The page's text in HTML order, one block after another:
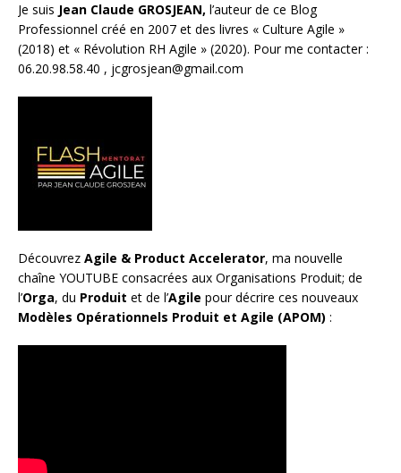
Je suis Jean Claude GROSJEAN, l’auteur de ce Blog
Professionnel créé en 2007 et des livres « Culture Agile »
(2018) et « Révolution RH Agile » (2020). Pour me contacter :
06.20.98.58.40 , jcgrosjean@gmail.com
Découvrez Agile & Product Accelerator, ma nouvelle
chaîne YOUTUBE consacrées aux Organisations Produit; de
l’Orga, du Produit et de l’Agile pour décrire ces nouveaux
Modèles Opérationnels Produit et Agile (APOM) :